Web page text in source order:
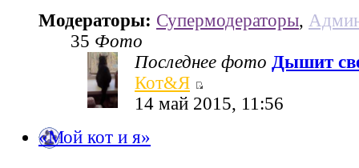
Модераторы: Супермодераторы,
35 Фото
Последнее фото Дышит
Кот&Я
14 май 2015, 11:56
«Мой кот и я»